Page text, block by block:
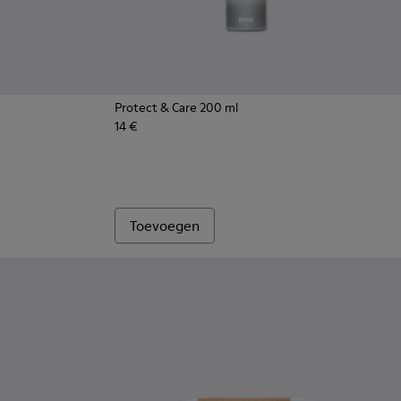
Protect & Care 200 ml
14 €
Toevoegen